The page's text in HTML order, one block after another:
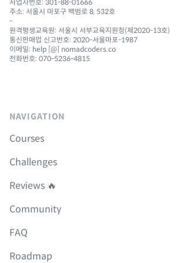
사업자번호: 301-88-01666
주소: 서울시 마포구 백범로 8, 532호
-
원격평생교육원: 서울시 서부교육지원청(제2020-13호)
통신판매업 신고번호: 2020-서울마포-1987
이메일: help [@] nomadcoders.co
전화번호: 070-5236-4815
NAVIGATION
Courses
Challenges
Reviews 🔥
Community
FAQ
Roadmap